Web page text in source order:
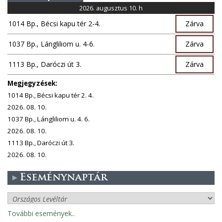
2026. augusztus 10. h
1014 Bp., Bécsi kapu tér 2-4. Zárva
1037 Bp., Lángliliom u. 4-6. Zárva
1113 Bp., Daróczi út 3. Zárva
Megjegyzések:
1014 Bp., Bécsi kapu tér 2. 4.
2026. 08. 10.
1037 Bp., Lángliliom u. 4. 6.
2026. 08. 10.
1113 Bp., Daróczi út 3.
2026. 08. 10.
Eseménynaptár
További események..